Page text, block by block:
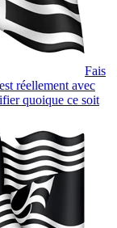
Fais
réellement avec
quoique ce soit